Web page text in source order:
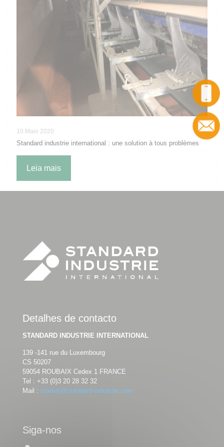
10 Maio 2020
Standard industrie international : une solution à tous problèmes
Leia mais
Detalhes de contacto
STANDARD INDUSTRIE INTERNATIONAL
139 -141 rue du Luxembourg
CS 50207
59054 ROUBAIX Cedex 1 FRANCE
Tel : +33 (0)3 20 28 32 32
Mail : market@standard-industrie.com
Siga-nos
Contacto